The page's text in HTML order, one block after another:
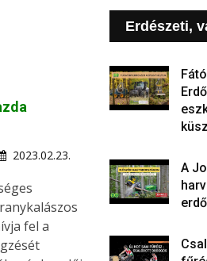
2023.02.23.
fel a
Erdészeti,
A